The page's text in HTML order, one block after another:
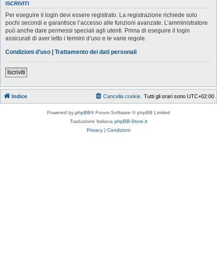
ISCRIVITI
Per eseguire il login devi essere registrato. La registrazione richiede solo
pochi secondi e garantisce l’accesso alle funzioni avanzate. L’amministratore
può anche dare permessi speciali agli utenti. Prima di eseguire il login
assicurati di aver letto i termini d’uso e le varie regole.
Condizioni d’uso | Trattamento dei dati personali
Iscriviti
Indice Tutti gli orari sono UTC+02:00
Cancella cookie
Powered by phpBB® Forum Software © phpBB Limited
Traduzione Italiana phpBB-Store.it
Privacy | Condizioni